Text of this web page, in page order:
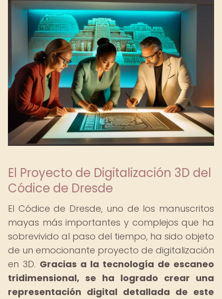
El Proyecto de Digitalización 3D del
Códice de Dresde
El Códice de Dresde, uno de los manuscritos
mayas más importantes y complejos que ha
sobrevivido al paso del tiempo, ha sido objeto
de un emocionante proyecto de digitalización
en 3D. Gracias a la tecnología de escaneo
tridimensional, se ha logrado crear una
representación digital detallada de este